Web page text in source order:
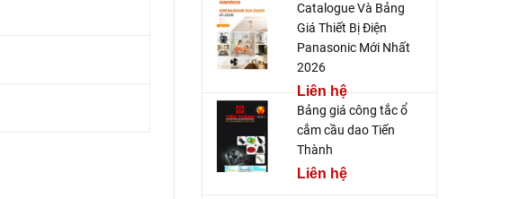
Catalogue Và Bảng
Giá Thiết Bị Điện
Panasonic Mới Nhất
2026
Liên hệ
Bảng giá công tắc ổ
cắm cầu dao Tiến
Thành
Liên hệ